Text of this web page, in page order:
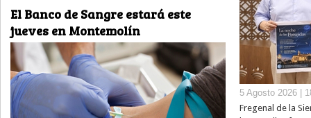
El Banco de Sangre estará este
jueves en Montemolín
5 Agosto 2026 |
Fregenal de la